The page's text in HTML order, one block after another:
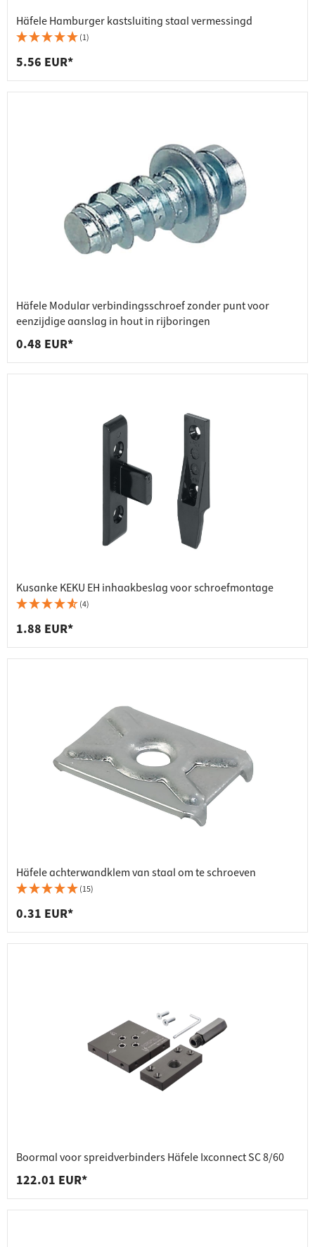
Häfele Hamburger kastsluiting staal vermessingd
(1)
5.56 EUR*
Häfele Modular verbindingsschroef zonder punt voor
eenzijdige aanslag in hout in rijboringen
0.48 EUR*
Kusanke KEKU EH inhaakbeslag voor schroefmontage
(4)
1.88 EUR*
Häfele achterwandklem van staal om te schroeven
(15)
0.31 EUR*
Boormal voor spreidverbinders Häfele Ixconnect SC 8/60
122.01 EUR*